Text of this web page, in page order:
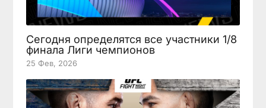
Сегодня определятся все участники 1/8
финала Лиги чемпионов
25 Фев, 2026